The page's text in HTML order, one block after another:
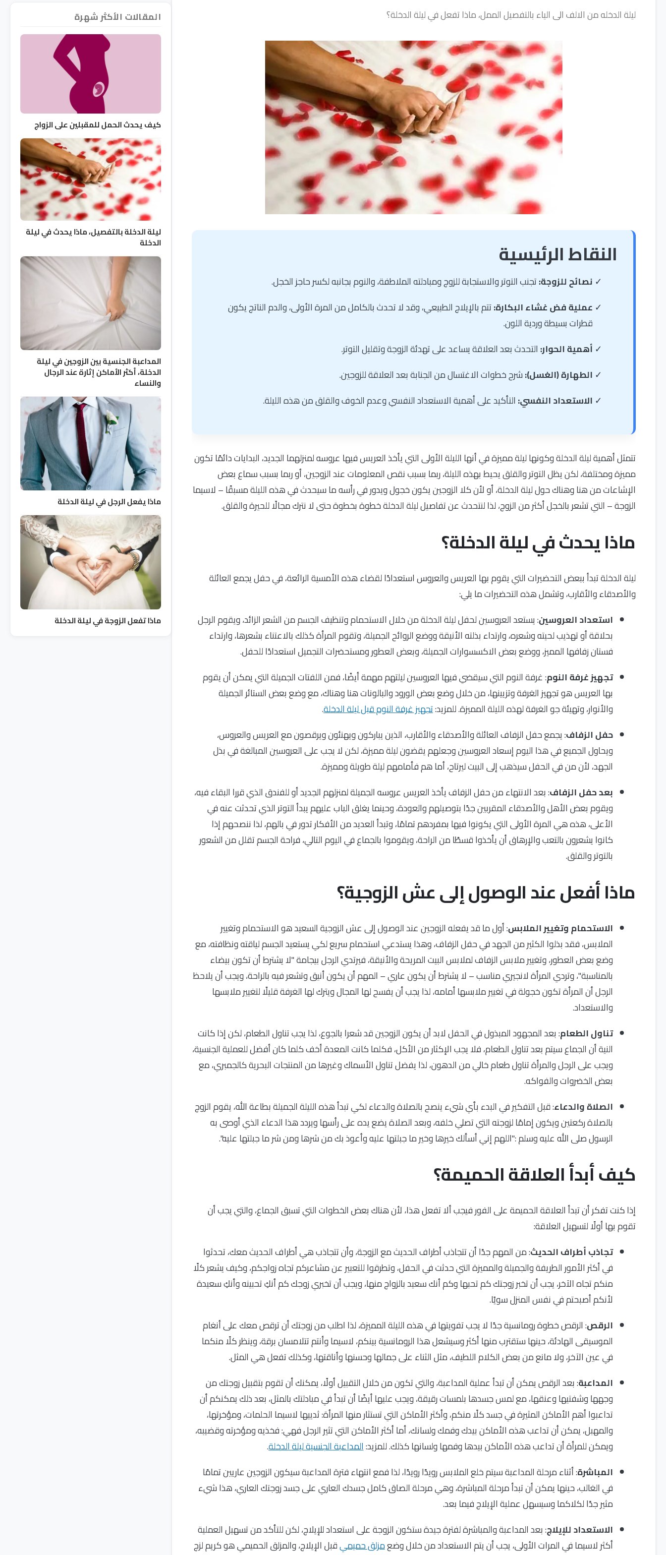
ليلة الدخله من الالف الى الياء بالتفصيل الممل، ماذا تفعل في ليلة الدخلة؟
النقاط الرئيسية
نصائح للزوجة:تجنب التوتر والاستجابة للزوج ومبادلته الملاطفة، والنوم بجانبه لكسر حاجز الخجل.
عملية فض غشاء البكارة:تتم بالإيلاج الطبيعي، وقد لا تحدث بالكامل من المرة الأولى، والدم الناتج يكون
قطرات بسيطة وردية اللون.
أهمية الحوار: التحدث بعد العلاقة يساعد على تهدئة الزوجة وتقليل التوتر.
الطهارة (الغسل):شرح خطوات الاغتسال من الجنابة بعد العلاقة للزوجين.
الاستعداد النفسي: التأكيد على أهمية الاستعداد النفسي وعدم الخوف والقلق من هذه الليلة.
تتمثل أهمية ليلة الدخلة وكونها ليلة مميزة في أنها الليلة الأولى التي يأخذ العريس فيها عروسه لمنزلهما الجديد، البدايات دائمًا تكون
مميزة ومختلفة، لكن يظل التوتر والقلق يحيط بهذه الليلة، ربما بسبب نقص المعلومات عند الزوجين، أو ربما بسبب سماع بعض
الإشاعات من هنا وهناك حول ليلة الدخلة، أو لأن كلا الزوجين يكون خجول ويدور في رأسه ما سيحدث في هذه الليلة مسبقًا – لاسيما
الزوجة – التي تشعر بالخجل أكثر من الزوج، لذا لنتحدث عن تفاصيل ليلة الدخلة خطوة بخطوة حتى لا نترك مجالًا للحيرة والقلق.
ماذا يحدث في ليلة الدخلة؟
ليلة الدخلة تبدأ ببعض التحضيرات التي يقوم بها العريس والعروس استعدادًا لقضاء هذه الأمسية الرائعة، في حفل يجمع العائلة
والأصدقاء والأقارب، وتشمل هذه التحضيرات ما يلي:
استعداد العروسين: يستعد العروسين لحفل ليلة الدخلة من خلال الاستحمام وتنظيف الجسم من الشعر الزائد، ويقوم الرجل
بحلاقة أو تهذيب لحيته وشعره، وارتداء بذلته الأنيقة ووضع الروائح الجميلة، وتقوم المرأة كذلك بالاعتناء بشعرها، وارتداء
فستان زفافها المميز، ووضع بعض الاكسسوارات الجميلة، وبعض العطور ومستحضرات التجميل استعدادًا للحفل.
تجهيز غرفة النوم: غرفة النوم التي سيقضي فيها العروسين ليلتهم مهمة أيضًا، فمن اللفتات الجميلة التي يمكن أن يقوم
بها العريس هو تجهيز الغرفة وتزيينها، من خلال وضع بعض الورود والبالونات هنا وهناك، مع وضع بعض الستائر الجميلة
والأنوار، وتهيئة جو الغرفة لهذه الليلة المميزة. للمزيد:تجهيز غرفة النوم قبل ليلة الدخلة.
حفل الزفاف: يجمع حفل الزفاف العائلة والأصدقاء والأقارب، الذين يباركون ويهنئون ويرقصون مع العريس والعروس،
ويحاول الجميع في هذا اليوم إسعاد العروسين وجعلهم يقضون ليلة مميزة، لكن لا يجب على العروسين المبالغة في بذل
الجهد، لأن من في الحفل سيذهب إلى البيت ليرتاح، أما هم فأمامهم ليلة طويلة ومميزة.
بعد حفل الزفاف: بعد الانتهاء من حفل الزفاف يأخذ العريس عروسه الجميلة لمنزلهم الجديد أو للفندق الذي قررا البقاء فيه،
ويقوم بعض الأهل والأصدقاء المقربين جدًا بتوصيلهم والعودة، وحينما يغلق الباب عليهم يبدأ التوتر الذي تحدثت عنه في
الأعلى، هذه هي المرة الأولى التي يكونوا فيها بمفردهم تمامًا، وتبدأ العديد من الأفكار تدور في بالهم، لذا ننصحهم إذا
كانوا يشعرون بالتعب والإرهاق أن يأخذوا قسطًا من الراحة، ويقوموا بالجماع في اليوم التالي، فراحة الجسم تقلل من الشعور
بالتوتر والقلق.
ماذا أفعل عند الوصول إلى عش الزوجية؟
الاستحمام وتغيير الملابس: أول ما قد يفعله الزوجين عند الوصول إلى عش الزوجية السعيد هو الاستحمام وتغيير
الملابس، فقد بذلوا الكثير من الجهد في حفل الزفاف، وهذا يستدعي استحمام سريع لكي يستعيد الجسم لياقته ونظافته، مع
وضع بعض العطور، وتغيير ملابس الزفاف لملابس البيت المريحة والأنيقة، فيرتدي الرجل بيجامة "لا يشترط أن تكون بيضاء
بالمناسبة"، وتردي المرأة لانجيري مناسب – لا يشترط أن يكون عاري – المهم أن يكون أنيق وتشعر فيه بالراحة، ويجب أن يلاحظ
الرجل أن المرأة تكون خجولة في تغيير ملابسها أمامه، لذا يجب أن يفسح لها المجال ويترك لها الغرفة قليلًا لتغيير ملابسها
والاستعداد.
تناول الطعام: بعد المجهود المبذول في الحفل لابد أن يكون الزوجين قد شعرا بالجوع، لذا يجب تناول الطعام، لكن إذا كانت
النية أن الجماع سيتم بعد تناول الطعام، فلا يجب الإكثار من الأكل، فكلما كانت المعدة أخف كلما كان أفضل للعملية الجنسية،
ويجب على الرجل والمرأة تناول طعام خالي من الدهون، لذا يفضل تناول الأسماك وغيرها من المنتجات البحرية كالجمبري، مع
بعض الخضروات والفواكه.
الصلاة والدعاء: قبل التفكير في البدء بأي شيء ينصح بالصلاة والدعاء لكي تبدأ هذه الليلة الجميلة بطاعة الله، يقوم الزوج
بالصلاة ركعتين ويكون إمامًا لزوجته التي تصلي خلفه، وبعد الصلاة يضع يده على رأسها ويردد هذا الدعاء الذي أوصى به
الرسول صلى الله عليه وسلم :"اللهم إني أسألك خيرها وخير ما جبلتها عليه وأعوذ بك من شرها ومن شر ما جبلتها عليه".
كيف أبدأ العلاقة الحميمة؟
إذا كنت تفكر أن تبدأ العلاقة الحميمة على الفور فيجب ألا تفعل هذا، لأن هناك بعض الخطوات التي تسبق الجماع، والتي يجب أن
تقوم بها أولًا لتسهيل العلاقة:
تجاذب أطراف الحديث: من المهم جدًا أن تتجاذب أطراف الحديث مع الزوجة، وأن تتجاذب هي أطراف الحديث معك، تحدثوا
في أكثر الأمور الطريفة والجميلة والمميزة التي حدثت في الحفل، وتطرقوا للتعبير عن مشاعركم تجاه زواجكم، وكيف يشعر كلًا
منكم تجاه الآخر، يجب أن تخبر زوجتك كم تحبها وكم أنك سعيد بالزواج منها، ويجب أن تخبري زوجك كم أنكِ تحبينه وأنكِ سعيدة
لأنكم أصبحتم في نفس المنزل سويًا.
الرقص: الرقص خطوة رومانسية جدًا لا يجب تفويتها في هذه الليلة المميزة، لذا اطلب من زوجتك أن ترقص معك على أنغام
الموسيقى الهادئة، حينها ستقترب منها أكثر وسيشعل هذا الرومانسية بينكم، لاسيما وأنتم تتلامسان برقة، وينظر كلًا منكما
في عين الآخر، ولا مانع من بعض الكلام اللطيف، مثل الثناء على جمالها وحسنها وأناقتها، وكذلك تفعل هي المثل.
المداعبة: بعد الرقص يمكن أن تبدأ عملية المداعبة، والتي تكون من خلال التقبيل أولًا، يمكنك أن تقوم بتقبيل زوجتك من
وجهها وشفتيها وعنقها، مع لمس جسدها بلمسات رقيقة، ويجب عليها أيضًا أن تبدأ في مبادلتك بالمثل، بعد ذلك يمكنكم أن
تداعبوا أهم الأماكن المثيرة في جسد كلًا منكم، وأكثر الأماكن التي تستثار منها المرأة: ثدييها لاسيما الحلمات، ومؤخرتها،
والمهبل، يمكن أن تداعب هذه الأماكن بيدك وفمك ولسانك، أما أكثر الأماكن التي تثير الرجل فهي: فخذيه ومؤخرته وقضيبه،
ويمكن للمرأة أن تداعب هذه الأماكن بيدها وفمها ولسانها كذلك. للمزيد:المداعبة الجنسية ليلة الدخلة.
المباشرة: أثناء مرحلة المداعبة سيتم خلع الملابس رويدًا رويدًا، لذا فمع انتهاء فترة المداعبة سيكون الزوجين عاريين تمامًا
في الغالب، حينها يمكن أن تبدأ مرحلة المباشرة، وهي مرحلة الصاق كامل جسدك العاري على جسد زوجتك العاري، هذا شيء
مثير جدًا لكلاكما وسيسهل عملية الإيلاج فيما بعد.
الاستعداد للإيلاج: بعد المداعبة والمباشرة لفترة جيدة ستكون الزوجة على استعداد للإيلاج، لكن للتأكد من تسهيل العملية
أكثر لاسيما في المرات الأولى، يجب أن يتم الاستعداد من خلال وضعمزلق حميميقبل الإيلاج، والمزلق الحميمي هو كريم لزج
المقالات الأكثر شهرة
كيف يحدث الحمل للمقبلين على الزواج
ليلة الدخلة بالتفصيل، ماذا يحدث في ليلة
الدخلة
المداعبة الجنسية بين الزوجين في ليلة
الدخلة، أكثر الأماكن إثارة عند الرجال
والنساء
ماذا يفعل الرجل في ليلة الدخلة
ماذا تفعل الزوجة في ليلة الدخلة